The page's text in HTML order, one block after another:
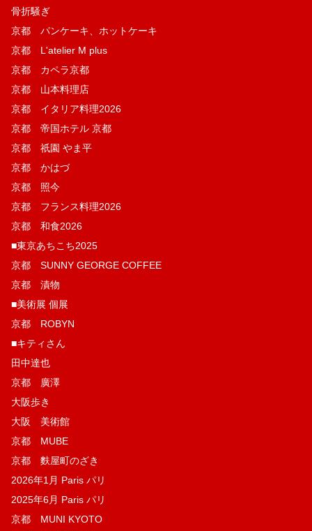
骨折騒ぎ
京都 パンケーキ、ホットケーキ
京都 L'atelier M plus
京都 カペラ京都
京都 山本料理店
京都 イタリア料理2026
京都 帝国ホテル 京都
京都 祇園 やま平
京都 かはづ
京都 照今
京都 フランス料理2026
京都 和食2026
■東京あちこち2025
京都 SUNNY GEORGE COFFEE
京都 漬物
■美術展 個展
京都 ROBYN
■キティさん
田中達也
京都 廣澤
大阪歩き
大阪 美術館
京都 MUBE
京都 麩屋町のざき
2026年1月 Paris パリ
2025年6月 Paris パリ
京都 MUNI KYOTO